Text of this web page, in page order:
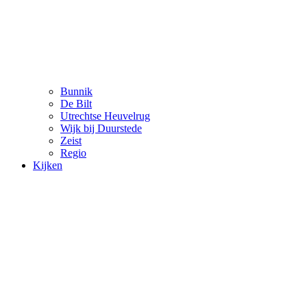
Bunnik
De Bilt
Utrechtse Heuvelrug
Wijk bij Duurstede
Zeist
Regio
Kijken